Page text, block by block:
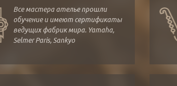
Все мастера ателье прошли
обучение и имеют сертификаты
ведущих фабрик мира. Yamaha,
Selmer Paris, Sankyo